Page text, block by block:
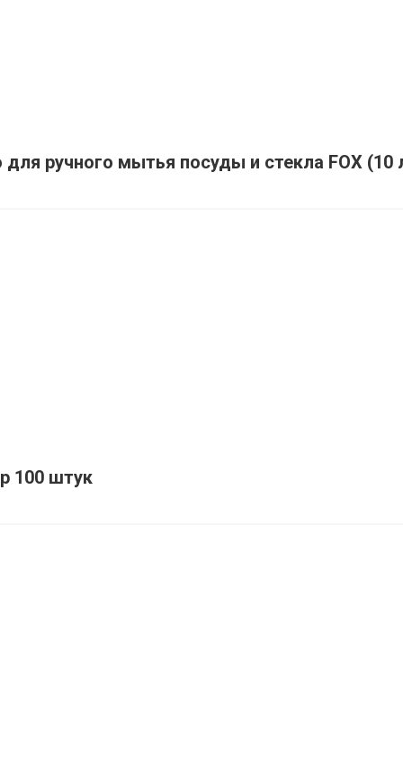
ручного мытья посуды и стекла FOX (10
100 штук